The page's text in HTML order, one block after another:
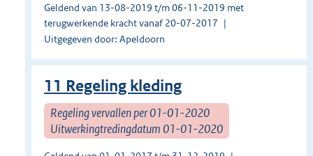
Geldend van 13-08-2019 t/m 06-11-2019 met
terugwerkende kracht vanaf 20-07-2017
Uitgegeven door: Apeldoorn
11 Regeling kleding
Regeling vervallen per 01-01-2020
Uitwerkingtredingdatum 01-01-2020